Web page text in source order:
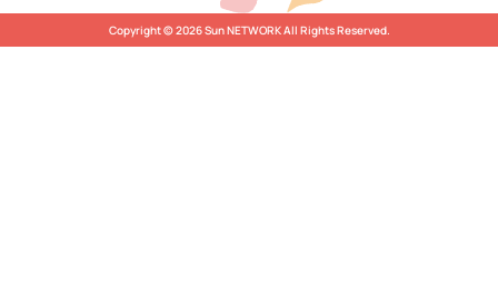
Copyright © 2026 Sun NETWORK All Rights Reserved.